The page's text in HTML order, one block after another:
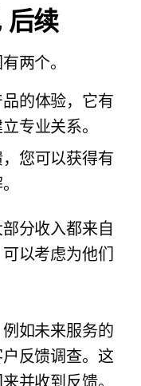
后续
两个。
的体验，它有
专业关系。
您可以获得有
分收入都来自
以考虑为他们
如未来服务的
反馈调查。这
并收到反馈。